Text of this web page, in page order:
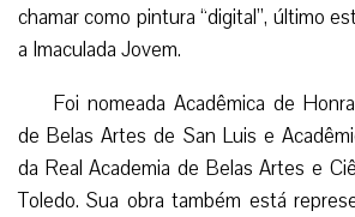
chamar como pintura “digital”, último
a Imaculada Jovem.
Foi nomeada Acadêmica de
de Belas Artes de San Luis e
da Real Academia de Belas Artes e
Toledo. Sua obra também está